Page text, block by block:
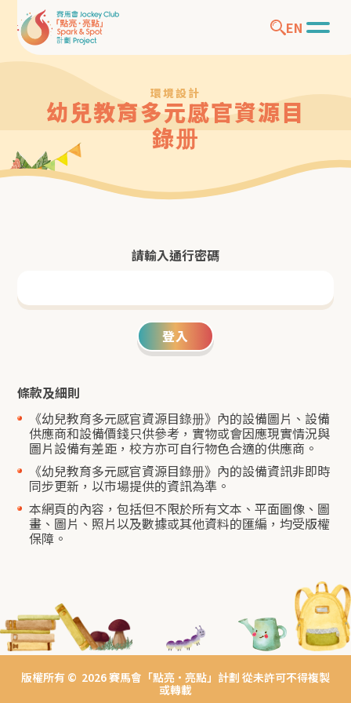
EN
環境設計
幼兒教育多元感官資源目
錄册
請輸入通行密碼
登入
條款及細則
《幼兒教育多元感官資源目錄册》內的設備圖片、設備
供應商和設備價錢只供參考，實物或會因應現實情況與
圖片設備有差距，校方亦可自行物色合適的供應商。
《幼兒教育多元感官資源目錄册》內的設備資訊非即時
同步更新，以市場提供的資訊為準。
本網頁的內容，包括但不限於所有文本、平面圖像、圖
畫、圖片、照片以及數據或其他資料的匯編，均受版權
保障。
版權所有 © 2026 賽馬會「點亮•亮點」計劃 從未許可不得複製
或轉載